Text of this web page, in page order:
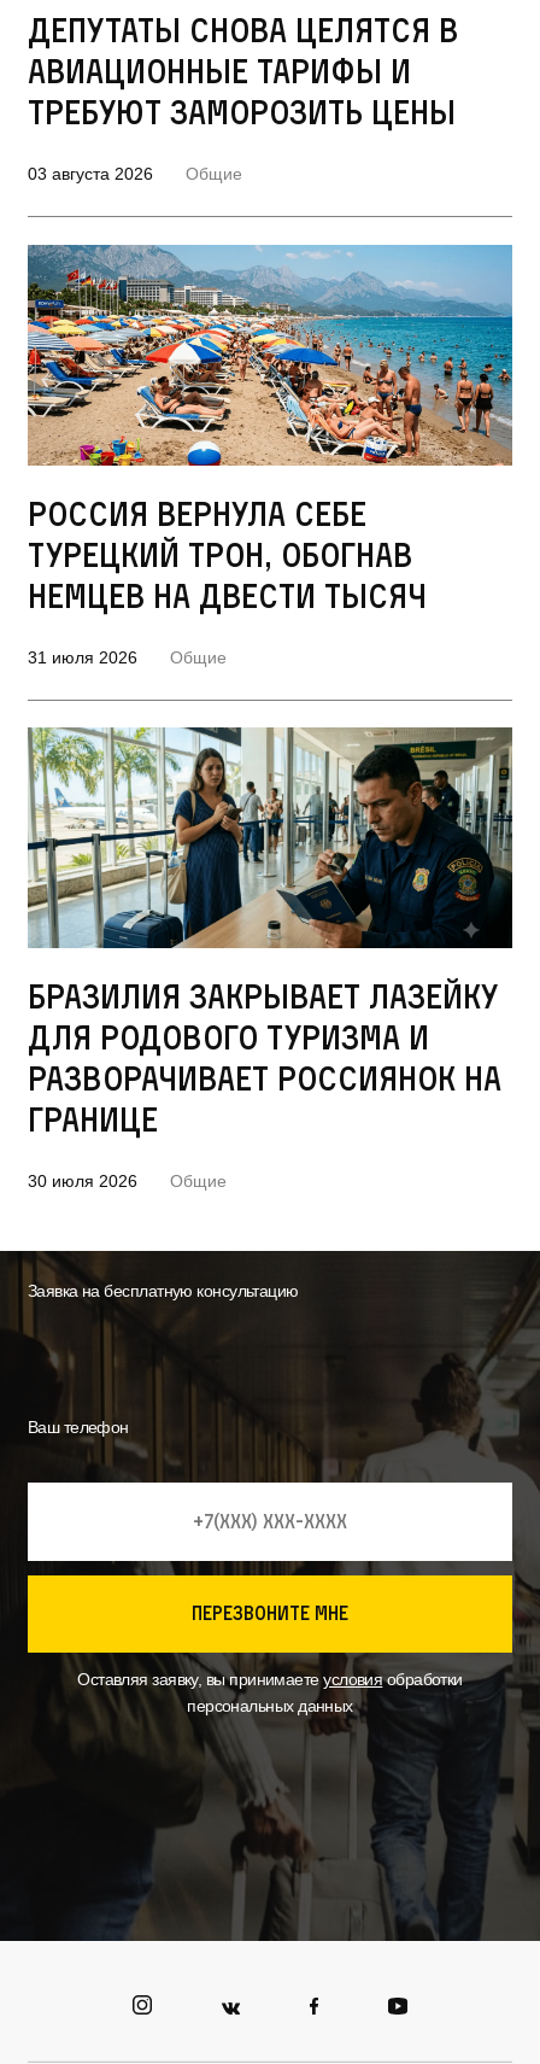
Депутаты снова целятся в
авиационные тарифы и
требуют заморозить цены
03 августа 2026 Общие
Россия вернула себе
турецкий трон, обогнав
немцев на двести тысяч
31 июля 2026 Общие
Бразилия закрывает лазейку
для родового туризма и
разворачивает россиянок на
границе
30 июля 2026 Общие
Заявка на бесплатную консультацию
Ваш телефон
перезвоните мне
Оставляя заявку, вы принимаетеусловияобработки
персональных данных